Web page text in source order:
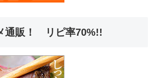
通販！ リピ率70%!!